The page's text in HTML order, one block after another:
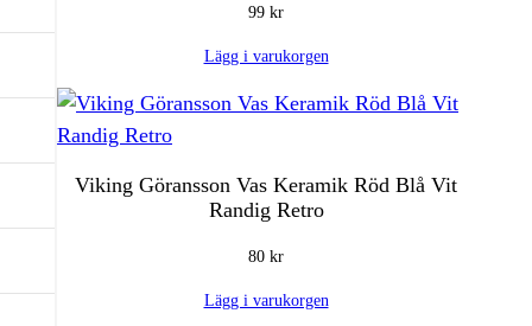
99 kr
Lägg i varukorgen
Viking Göransson Vas Keramik Röd Blå Vit
Randig Retro
80 kr
Lägg i varukorgen